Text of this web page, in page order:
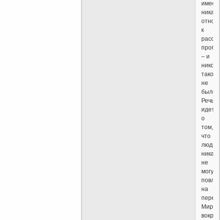
имеет
к
– и
не
было.
Речь
идет
о
том,
что
люди
никак
не
могут
на
Мир
вокруг